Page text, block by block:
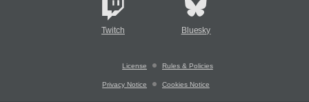
Twitch Bluesky
License Rules & Policies
Privacy Notice Cookies Notice